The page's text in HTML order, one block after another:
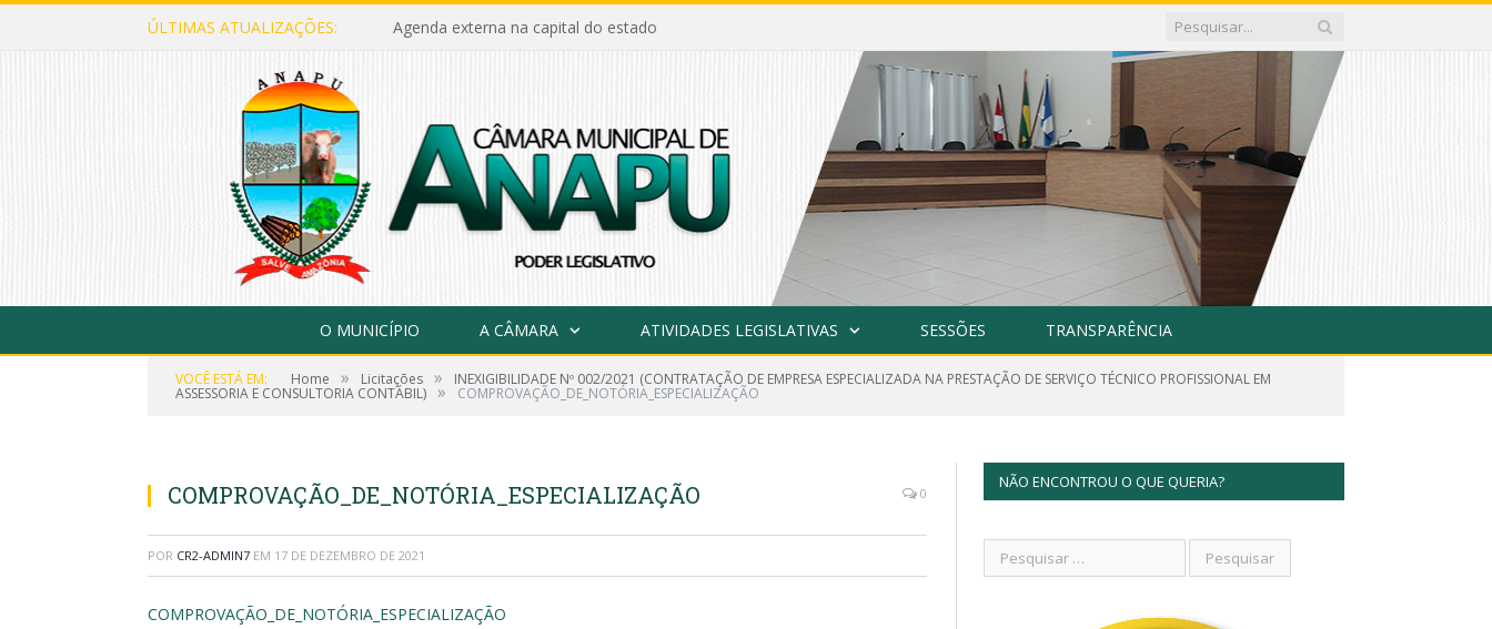
ÚLTIMAS ATUALIZAÇÕES: Agenda externa na capital do estado
O MUNICÍPIO A CÂMARA ATIVIDADES LEGISLATIVAS SESSÕES TRANSPARÊNCIA
VOCÊ ESTÁ EM: Home » Licitações » INEXIGIBILIDADE Nº 002/2021 (CONTRATAÇÃO DE EMPRESA ESPECIALIZADA NA PRESTAÇÃO DE SERVIÇO TÉCNICO PROFISSIONAL EM
ASSESSORIA E CONSULTORIA CONTÁBIL) » COMPROVAÇÃO_DE_NOTÓRIA_ESPECIALIZAÇÃO
COMPROVAÇÃO_DE_NOTÓRIA_ESPECIALIZAÇÃO 0
POR CR2-ADMIN7 EM 17 DE DEZEMBRO DE 2021
COMPROVAÇÃO_DE_NOTÓRIA_ESPECIALIZAÇÃO
NÃO ENCONTROU O QUE QUERIA?